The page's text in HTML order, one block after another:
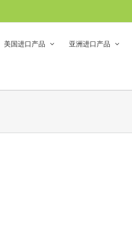
美国进口产品 亚洲进口产品